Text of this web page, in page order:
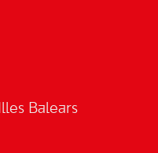
Balears